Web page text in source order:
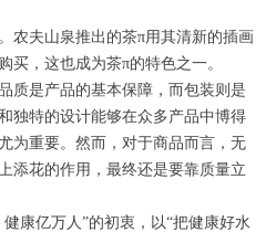
农夫山泉推出的茶π用其清新的插画
买，这也成为茶π的特色之一。
质是产品的基本保障，而包装则是
独特的设计能够在众多产品中博得
为重要。然而，对于商品而言，无
添花的作用，最终还是要靠质量立
康亿万人”的初衷，以“把健康好水